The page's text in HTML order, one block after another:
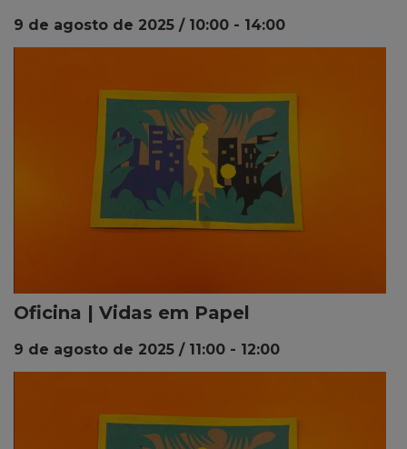
9 de agosto de 2025 / 10:00 - 14:00
Oficina | Vidas em Papel
9 de agosto de 2025 / 11:00 - 12:00